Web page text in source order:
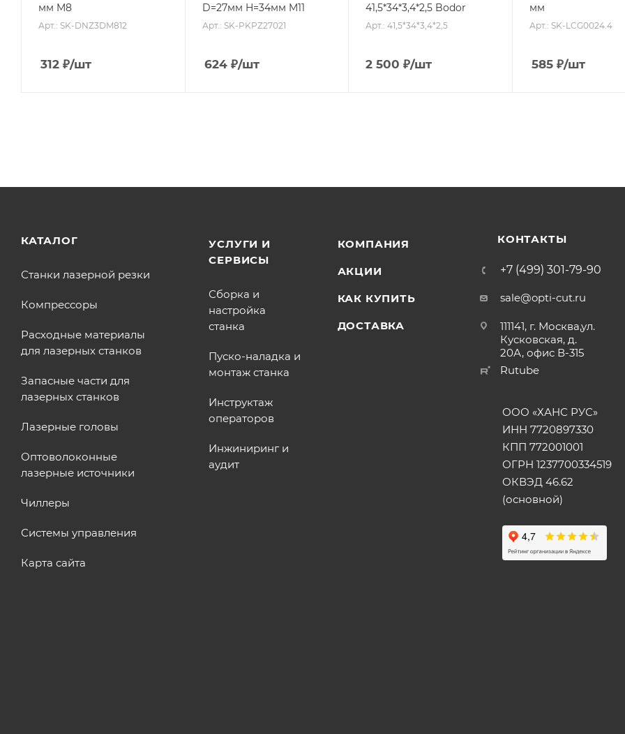
мм M8
Арт.: SK-DNZ3DM812
312₽/шт
D=27мм H=34мм M11
Арт.: SK-PKPZ27021
624₽/шт
41,5*34*3,4*2,5 Bodor
Арт.: 41,5*34*3,4*2,5
2 500 ₽/шт
мм
Арт.: SK-LCG0024.4
585 ₽/шт
КАТАЛОГ
Станки лазерной резки
Компрессоры
Расходные материалы
для лазерных станков
Запасные части для
лазерных станков
Лазерные головы
Оптоволоконные
лазерные источники
Чиллеры
Системы управления
Карта сайта
УСЛУГИ И
СЕРВИСЫ
Сборка и
настройка
станка
Пуско-наладка и
монтаж станка
Инструктаж
операторов
Инжиниринг и
аудит
КОМПАНИЯ
АКЦИИ
КАК КУПИТЬ
ДОСТАВКА
КОНТАКТЫ
+7 (499) 301-79-90
sale@opti-cut.ru
111141, г. Москва,ул.
Кусковская, д.
20А, офис В-315
Rutube
ООО «ХАНС РУС»
ИНН 7720897330
КПП 772001001
ОГРН 1237700334519
ОКВЭД 46.62
(основной)